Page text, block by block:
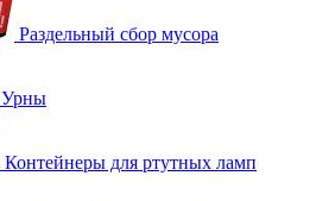
Раздельный сбор мусора
Урны
Контейнеры для ртутных ламп